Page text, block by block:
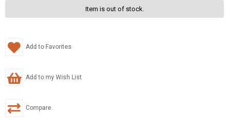
Item is out of stock.
Add to Favorites
Add to my Wish List
Compare